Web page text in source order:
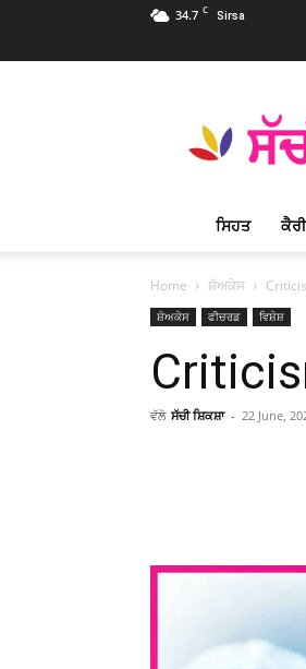
34.7 C Sirsa
ਸਿਹਤ
Home ਸ਼ੋਅਕੇਸ
ਸ਼ੋਅਕੇਸ ਫੀਚਰਡ ਵਿਸ਼ੇਸ਼
ਵੱਲੋ ਸੱਚੀ ਸ਼ਿਕਸ਼ਾ - 22 June,